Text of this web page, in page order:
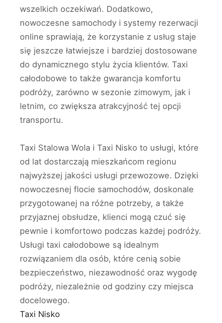
wszelkich oczekiwań. Dodatkowo,
nowoczesne samochody i systemy rezerwacji
online sprawiają, że korzystanie z usług staje
się jeszcze łatwiejsze i bardziej dostosowane
do dynamicznego stylu życia klientów. Taxi
całodobowe to także gwarancja komfortu
podróży, zarówno w sezonie zimowym, jak i
letnim, co zwiększa atrakcyjność tej opcji
transportu.
Taxi Stalowa Wola i Taxi Nisko to usługi, które
od lat dostarczają mieszkańcom regionu
najwyższej jakości usługi przewozowe. Dzięki
nowoczesnej flocie samochodów, doskonale
przygotowanej na różne potrzeby, a także
przyjaznej obsłudze, klienci mogą czuć się
pewnie i komfortowo podczas każdej podróży.
Usługi taxi całodobowe są idealnym
rozwiązaniem dla osób, które cenią sobie
bezpieczeństwo, niezawodność oraz wygodę
podróży, niezależnie od godziny czy miejsca
docelowego.
Taxi Nisko